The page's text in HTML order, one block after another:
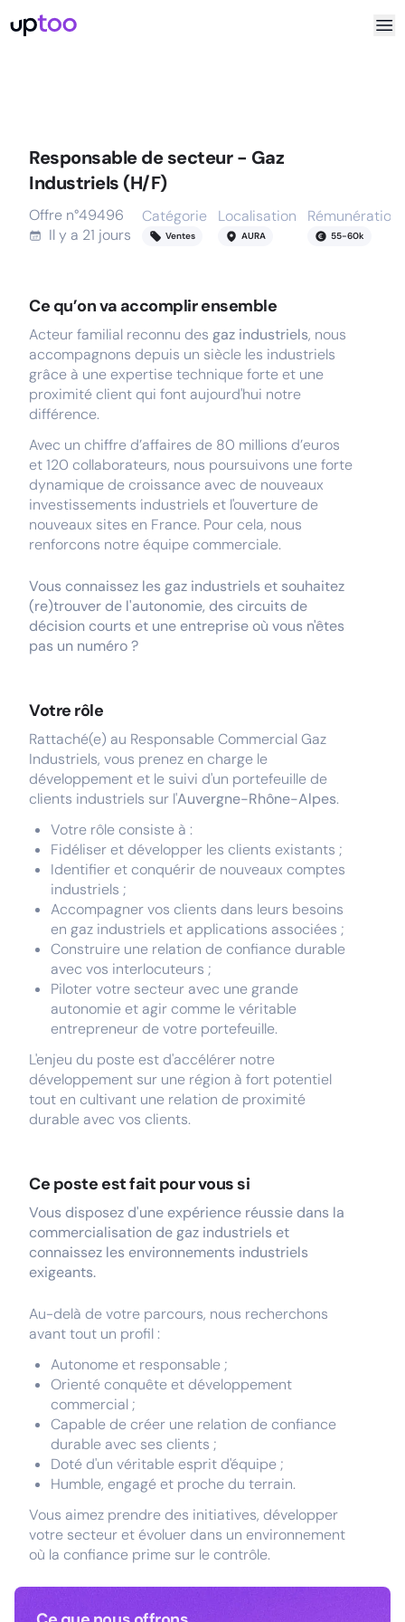
Responsable de secteur - Gaz
Industriels (H/F)
Offre n°49496
Il y a 21 jours
Catégorie
Ventes
Localisation
AURA
Rémunération
55-60k
Ce qu’on va accomplir ensemble
Acteur familial reconnu des gaz industriels, nous
accompagnons depuis un siècle les industriels
grâce à une expertise technique forte et une
proximité client qui font aujourd'hui notre
différence.
Avec un chiffre d’affaires de 80 millions d’euros
et 120 collaborateurs, nous poursuivons une forte
dynamique de croissance avec de nouveaux
investissements industriels et l'ouverture de
nouveaux sites en France. Pour cela, nous
renforcons notre équipe commerciale.
Vous connaissez les gaz industriels et souhaitez
(re)trouver de l'autonomie, des circuits de
décision courts et une entreprise où vous n'êtes
pas un numéro ?
Votre rôle
Rattaché(e) au Responsable Commercial Gaz
Industriels, vous prenez en charge le
développement et le suivi d'un portefeuille de
clients industriels sur l'Auvergne-Rhône-Alpes.
Votre rôle consiste à :
Fidéliser et développer les clients existants ;
Identifier et conquérir de nouveaux comptes
industriels ;
Accompagner vos clients dans leurs besoins
en gaz industriels et applications associées ;
Construire une relation de confiance durable
avec vos interlocuteurs ;
Piloter votre secteur avec une grande
autonomie et agir comme le véritable
entrepreneur de votre portefeuille.
L'enjeu du poste est d'accélérer notre
développement sur une région à fort potentiel
tout en cultivant une relation de proximité
durable avec vos clients.
Ce poste est fait pour vous si
Vous disposez d'une expérience réussie dans la
commercialisation de gaz industriels et
connaissez les environnements industriels
exigeants.
Au-delà de votre parcours, nous recherchons
avant tout un profil :
Autonome et responsable ;
Orienté conquête et développement
commercial ;
Capable de créer une relation de confiance
durable avec ses clients ;
Doté d'un véritable esprit d'équipe ;
Humble, engagé et proche du terrain.
Vous aimez prendre des initiatives, développer
votre secteur et évoluer dans un environnement
où la confiance prime sur le contrôle.